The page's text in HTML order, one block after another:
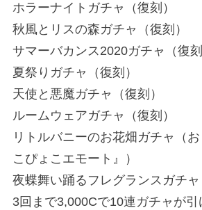
ホラーナイトガチャ（復刻）
秋風とリスの森ガチャ（復刻）
サマーバカンス2020ガチャ（復刻
夏祭りガチャ（復刻）
天使と悪魔ガチャ（復刻）
ルームウェアガチャ（復刻）
リトルバニーのお花畑ガチャ（
こぴょこエモート』）
夜蝶舞い踊るフレグランスガチャ
3回まで3,000Cで10連ガチャが